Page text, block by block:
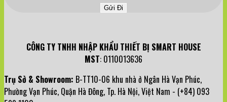
CÔNG TY TNHH NHẬP KHẨU THIẾT BỊ SMART HOUSE
MST: 0110013636
Trụ Sở & Showroom: B-TT10-06 khu nhà ở Ngân Hà Vạn Phúc,
Phường Vạn Phúc, Quận Hà Đông, Tp. Hà Nội, Việt Nam - (+84) 093